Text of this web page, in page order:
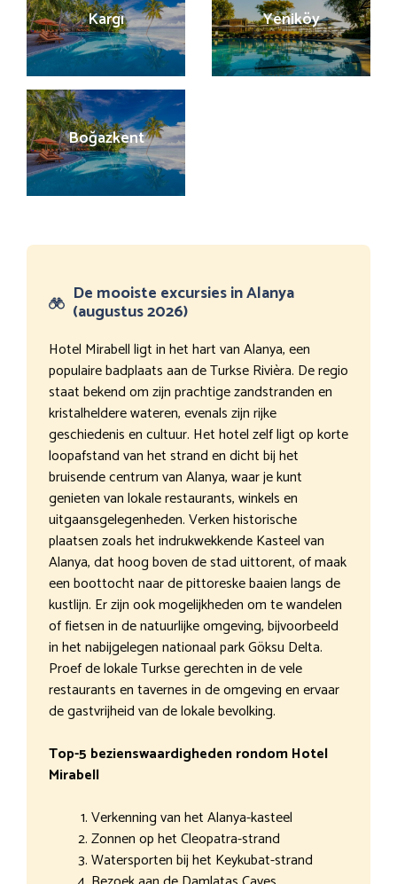
Kargı Yeniköy
Boğazkent
De mooiste excursies in Alanya
(augustus 2026)
Hotel Mirabell ligt in het hart van Alanya, een
populaire badplaats aan de Turkse Rivièra. De regio
staat bekend om zijn prachtige zandstranden en
kristalheldere wateren, evenals zijn rijke
geschiedenis en cultuur. Het hotel zelf ligt op korte
loopafstand van het strand en dicht bij het
bruisende centrum van Alanya, waar je kunt
genieten van lokale restaurants, winkels en
uitgaansgelegenheden. Verken historische
plaatsen zoals het indrukwekkende Kasteel van
Alanya, dat hoog boven de stad uittorent, of maak
een boottocht naar de pittoreske baaien langs de
kustlijn. Er zijn ook mogelijkheden om te wandelen
of fietsen in de natuurlijke omgeving, bijvoorbeeld
in het nabijgelegen nationaal park Göksu Delta.
Proef de lokale Turkse gerechten in de vele
restaurants en tavernes in de omgeving en ervaar
de gastvrijheid van de lokale bevolking.
Top-5 bezienswaardigheden rondom Hotel
Mirabell
Verkenning van het Alanya-kasteel
Zonnen op het Cleopatra-strand
Watersporten bij het Keykubat-strand